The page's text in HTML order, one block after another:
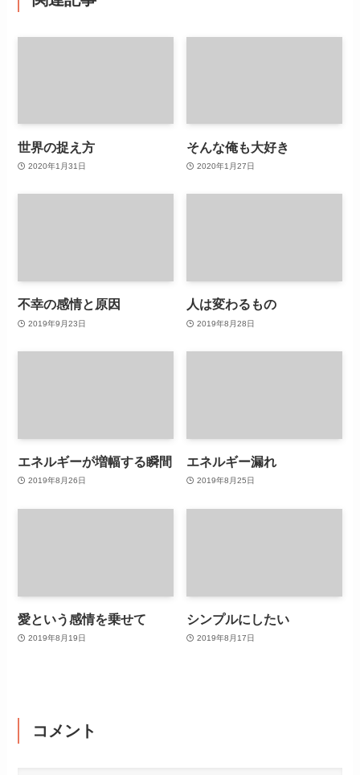
世界の捉え方
2020年1月31日
そんな俺も大好き
2020年1月27日
不幸の感情と原因
2019年9月23日
人は変わるもの
2019年8月28日
エネルギーが増幅する瞬間
2019年8月26日
エネルギー漏れ
2019年8月25日
愛という感情を乗せて
2019年8月19日
シンプルにしたい
2019年8月17日
コメント